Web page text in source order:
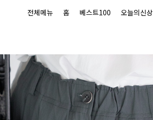
전체메뉴 홈 베스트100 오늘의신상